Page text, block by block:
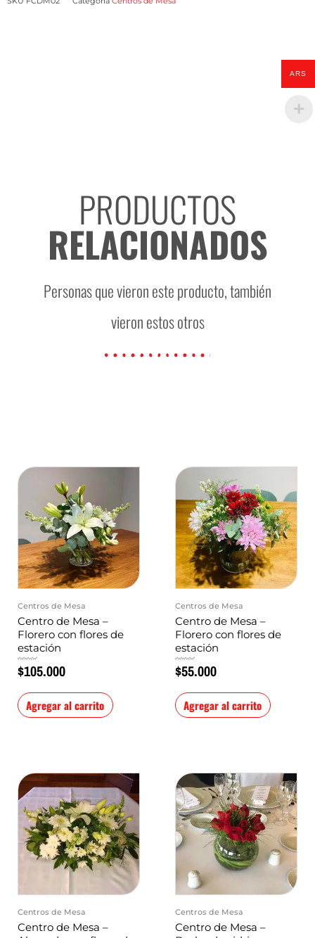
PRODUCTOS
RELACIONADOS
Personas que vieron este producto, también
vieron estos otros
Centros de Mesa
Centro de Mesa –
Florero con flores de
estación
en
0
de
$105.000
Agregar al carrito
Centros de Mesa
Centro de Mesa –
Florero con flores de
estación
en
0
de
$55.000
Agregar al carrito
Centros de Mesa
Centro de Mesa –
Centros de Mesa
Centro de Mesa –
ARS